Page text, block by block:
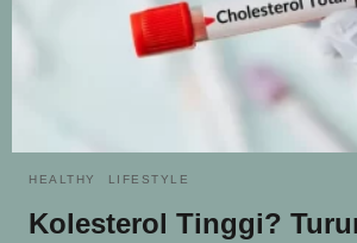
HEALTHY LIFESTYLE
Kolesterol Tinggi?